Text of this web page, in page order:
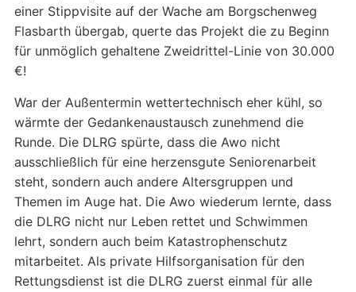
einer Stippvisite auf der Wache am Borgschenweg
Flasbarth übergab, querte das Projekt die zu Beginn
für unmöglich gehaltene Zweidrittel-Linie von 30.000
€!
War der Außentermin wettertechnisch eher kühl, so
wärmte der Gedankenaustausch zunehmend die
Runde. Die DLRG spürte, dass die Awo nicht
ausschließlich für eine herzensgute Seniorenarbeit
steht, sondern auch andere Altersgruppen und
Themen im Auge hat. Die Awo wiederum lernte, dass
die DLRG nicht nur Leben rettet und Schwimmen
lehrt, sondern auch beim Katastrophenschutz
mitarbeitet. Als private Hilfsorganisation für den
Rettungsdienst ist die DLRG zuerst einmal für alle